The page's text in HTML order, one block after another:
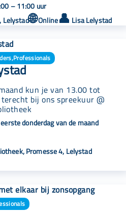
– 11:00 uur
Lelystad🌐Online👤 Lisa Lelystad
,Professionals
kun je van 13.00 tot
bij ons spreekuur @
donderdag van de maand
Promesse 4, Lelystad